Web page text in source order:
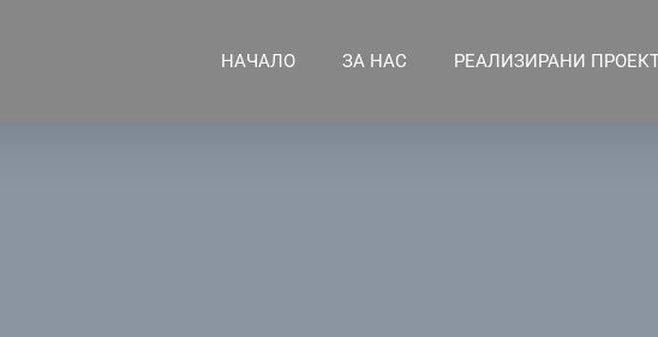
НАЧАЛО ЗА НАС РЕАЛИЗИРАНИ